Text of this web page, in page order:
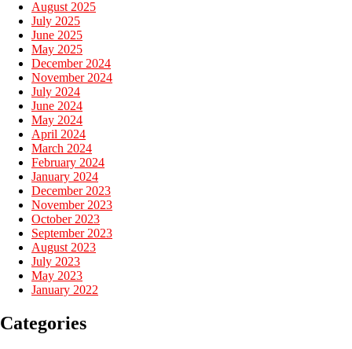
August 2025
July 2025
June 2025
May 2025
December 2024
November 2024
July 2024
June 2024
May 2024
April 2024
March 2024
February 2024
January 2024
December 2023
November 2023
October 2023
September 2023
August 2023
July 2023
May 2023
January 2022
Categories